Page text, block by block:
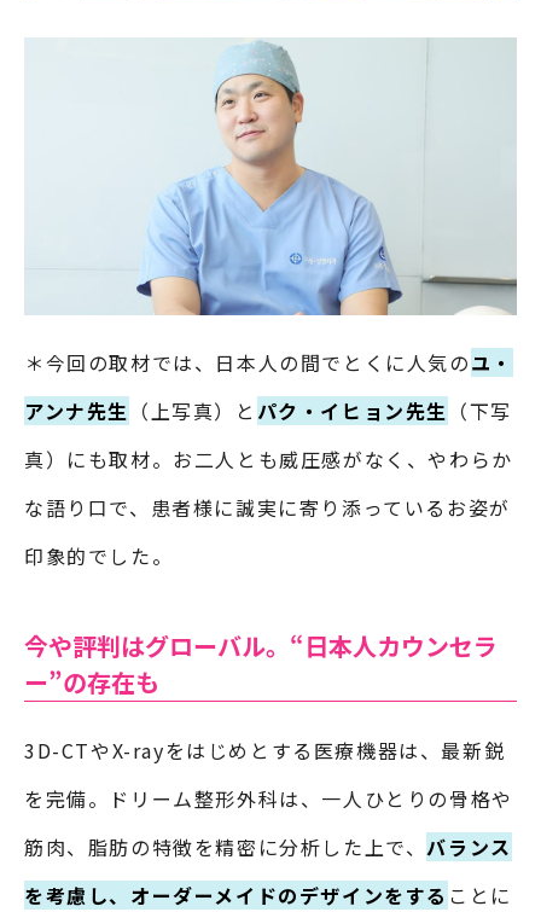
＊今回の取材では、日本人の間でとくに人気のユ・
アンナ先生 （上写真）と パク・イヒョン先生 （下写
真）にも取材。お二人とも威圧感がなく、やわらか
な語り口で、患者様に誠実に寄り添っているお姿が
印象的でした。
今や評判はグローバル。“日本人カウンセラ
ー”の存在も
3D-CTやX-rayをはじめとする医療機器は、最新鋭
を完備。ドリーム整形外科は、一人ひとりの骨格や
筋肉、脂肪の特徴を精密に分析した上で、バランス
を考慮し、オーダーメイドのデザインをする ことに